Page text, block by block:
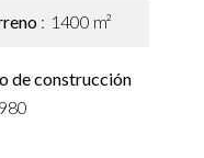
1400 m²
de construcción